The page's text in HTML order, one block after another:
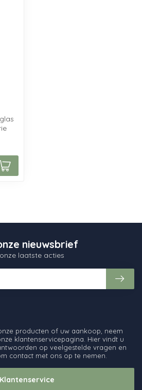
producten of uw aankoop, neem
klantenservicepagina. Hier vindt u
op veelgestelde vragen en
contact met ons op te nemen.
Klantenservice
nieuwsbrief
laatste acties